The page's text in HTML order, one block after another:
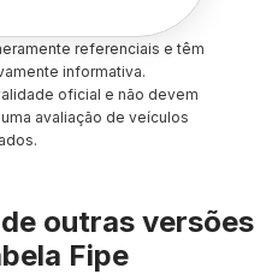
referenciais e têm
informativa.
oficial e não devem
avaliação de veículos
outras versões
Fipe